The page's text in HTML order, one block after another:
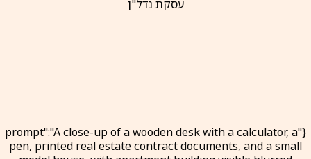
{"prompt":"A close-up of a wooden desk with a calculator, a
pen, printed real estate contract documents, and a small